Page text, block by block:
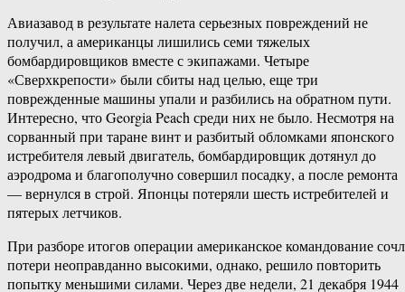
Авиазавод в результате налета серьезных повреждений не
получил, а американцы лишились семи тяжелых
бомбардировщиков вместе с экипажами. Четыре
«Сверхкрепости» были сбиты над целью, еще три
поврежденные машины упали и разбились на обратном пути.
Интересно, что Georgia Peach среди них не было. Несмотря на
сорванный при таране винт и разбитый обломками японского
истребителя левый двигатель, бомбардировщик дотянул до
аэродрома и благополучно совершил посадку, а после ремонта
— вернулся в строй. Японцы потеряли шесть истребителей и
пятерых летчиков.
При разборе итогов операции американское командование
потери неоправданно высокими, однако, решило повторить
попытку меньшими силами. Через две недели, 21 декабря 1944